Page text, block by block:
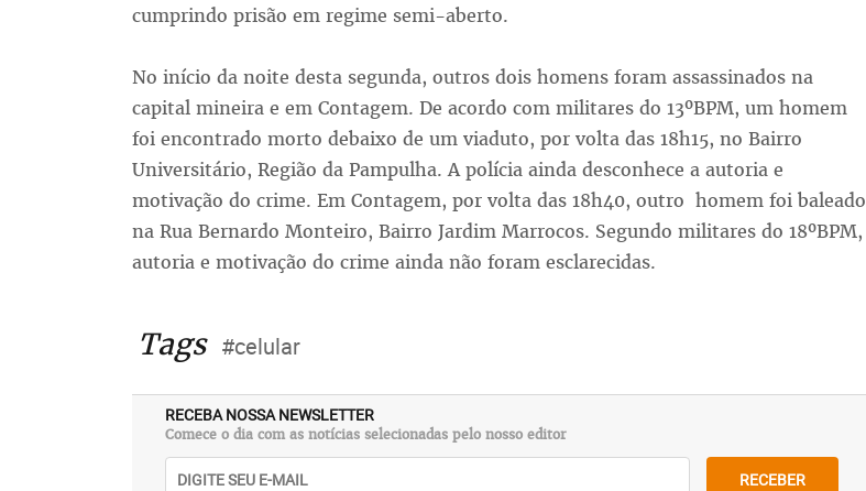
cumprindo prisão em regime semi-aberto.
No início da noite desta segunda, outros dois homens foram assassinados na
capital mineira e em Contagem. De acordo com militares do 13ºBPM, um homem
foi encontrado morto debaixo de um viaduto, por volta das 18h15, no Bairro
Universitário, Região da Pampulha. A polícia ainda desconhece a autoria e
motivação do crime. Em Contagem, por volta das 18h40, outro homem foi baleado
na Rua Bernardo Monteiro, Bairro Jardim Marrocos. Segundo militares do 18ºBPM,
autoria e motivação do crime ainda não foram esclarecidas.
Tags #celular
RECEBA NOSSA NEWSLETTER
Comece o dia com as notícias selecionadas pelo nosso editor
RECEBER